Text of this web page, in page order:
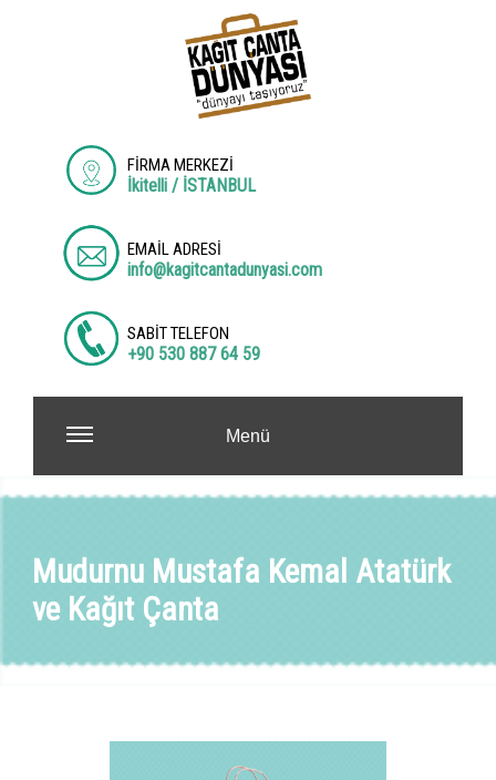
FİRMA MERKEZİ
İkitelli / İSTANBUL
EMAİL ADRESİ
info@kagitcantadunyasi.com
SABİT TELEFON
+90 530 887 64 59
Menü
Mudurnu Mustafa Kemal Atatürk
ve Kağıt Çanta